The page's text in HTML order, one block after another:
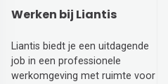
Werken bij Liantis
Liantis biedt je een uitdagende
job in een professionele
werkomgeving met ruimte voor